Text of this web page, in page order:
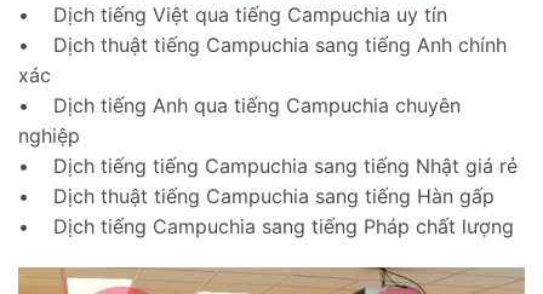
• Dịch tiếng Việt qua tiếng Campuchia uy tín
• Dịch thuật tiếng Campuchia sang tiếng Anh chính
xác
• Dịch tiếng Anh qua tiếng Campuchia chuyên
nghiệp
• Dịch tiếng tiếng Campuchia sang tiếng Nhật giá rẻ
• Dịch thuật tiếng Campuchia sang tiếng Hàn gấp
• Dịch tiếng Campuchia sang tiếng Pháp chất lượng